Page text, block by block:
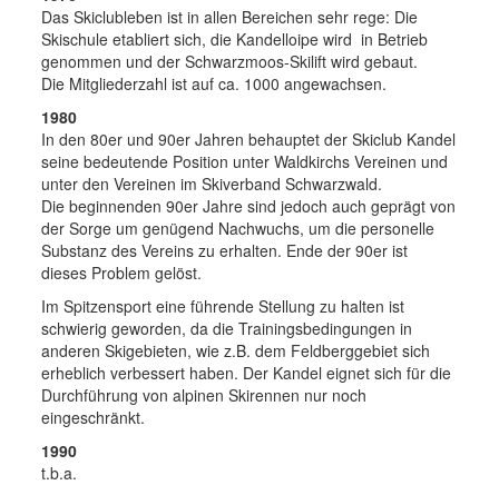
Das Skiclubleben ist in allen Bereichen sehr rege: Die
Skischule etabliert sich, die Kandelloipe wird in Betrieb
genommen und der Schwarzmoos-Skilift wird gebaut.
Die Mitgliederzahl ist auf ca. 1000 angewachsen.
1980
In den 80er und 90er Jahren behauptet der Skiclub Kandel
seine bedeutende Position unter Waldkirchs Vereinen und
unter den Vereinen im Skiverband Schwarzwald.
Die beginnenden 90er Jahre sind jedoch auch geprägt von
der Sorge um genügend Nachwuchs, um die personelle
Substanz des Vereins zu erhalten. Ende der 90er ist
dieses Problem gelöst.
Im Spitzensport eine führende Stellung zu halten ist
schwierig geworden, da die Trainingsbedingungen in
anderen Skigebieten, wie z.B. dem Feldberggebiet sich
erheblich verbessert haben. Der Kandel eignet sich für die
Durchführung von alpinen Skirennen nur noch
eingeschränkt.
1990
t.b.a.